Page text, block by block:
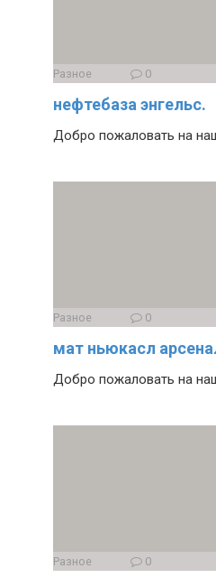
Разное 0
нефтебаза энгельс.
Добро пожаловать на
Разное 0
мат ньюкасл
Добро пожаловать на
Разное 0